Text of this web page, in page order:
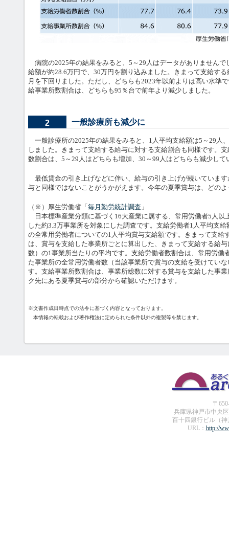
病院の2025年の結果をみると、5～29人はデータがありませんで
給額が約28.6万円で、30万円を割り込みました。きまって支給す
月を下回りました。ただし、どちらも2023年以前よりは高い水準
給事業所数割合は、どちらも95％台で前年より減少しました。
2 一般診療所も減少に
一般診療所の2025年の結果をみると、1人平均支給額は5～29人
しました。きまって支給する給与に対する支給割合も同様です。
数割合は、5～29人はどちらも増加、30～99人はどちらも減少して
最低賃金の引き上げなどに伴い、給与の引き上げが続いていま
与と同様ではないことがうかがえます。今年の夏季賞与は、どの
（※）厚生労働省「毎月勤労統計調査 」
日本標準産業分類に基づく16大産業に属する、常用労働者5人以
した約3.3万事業所を対象にした調査です。支給労働者1人平均支
の全常用労働者についての1人平均賞与支給額です。きまって支給
は、賞与を支給した事業所ごとに算出した、きまって支給する給
数）の1事業所当たりの平均です。支給労働者数割合は、常用労働
た事業所の全常用労働者数（当該事業所で賞与の支給を受けてい
す。支給事業所数割合は、事業所総数に対する賞与を支給した事
ク先にある夏季賞与の部分から確認いただけます。
※文書作成日時点での法令に基づく内容となっております。
本情報の転載および著作権法に定められた条件以外の複製等を禁じます。
〒
兵庫県神戸市中央
百十四銀行ビル（
URL： http://